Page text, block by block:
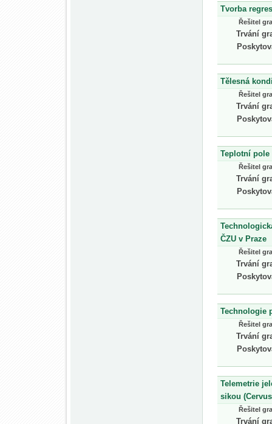
Tvorba
Řešitel
Trvání
Tělesná
Řešitel
Trvání
Teplotní pole
Řešitel
Trvání
ČZU v Praze
Řešitel
Trvání
Technologie
Řešitel
Trvání
Telemetrie
sikou
Řešitel
Trvání